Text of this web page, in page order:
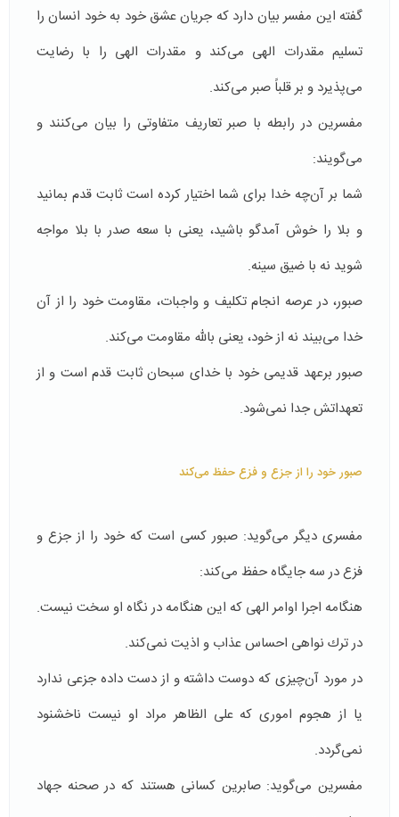
گفته این مفسر بیان دارد كه جریان عشق خود به خود انسان را
تسلیم مقدرات الهی می‌كند و مقدرات الهی را با رضایت
می‌پذیرد و بر قلباً صبر می‌كند.
مفسرین در رابطه با صبر تعاریف متفاوتی را بیان می‌كنند و
می‌گویند:
شما بر آن‌چه خدا برای‌ شما اختیار كرده است ثابت قدم بمانید
و بلا را خوش آمد‌گو باشید، یعنی با سعه صدر با بلا مواجه
شوید نه با ضیق سینه.
صبور، در عرصه انجام تكلیف و واجبات، مقاومت خود را از آن
خدا می‌بیند نه از خود، یعنی بالله مقاومت می‌كند.
صبور برعهد قدیمی خود با خدای سبحان ثابت قدم است و از
تعهداتش جدا نمی‌شود.
صبور خود را از جزع و فزع حفظ می‌كند
مفسری دیگر می‌گوید: ‌صبور كسی است كه خود را از جزع و
فزع در سه جایگاه حفظ می‌كند:
هنگامه اجرا اوامر الهی كه این هنگامه در نگاه او سخت نیست.
در ترك نواهی احساس عذاب و اذیت نمی‌كند.
در مورد آن‌چیزی که دوست داشته و از دست داده جزعی ندارد
یا از هجوم اموری كه علی الظاهر مراد او نیست ناخشنود
نمی‌گردد.
مفسرین می‌گوید: صابرین كسانی هستند كه در صحنه جهاد